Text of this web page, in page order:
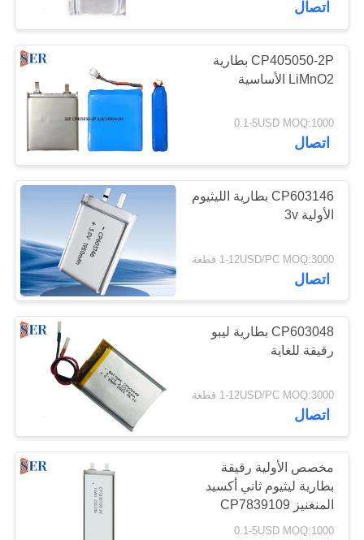
بطارية RC بدون طيار
10
بطارية رفيعة للغاية
49
بطارية عالية الحالية
اتصال
CP405050-2P بطارية
LiMnO2 الأساسية
0.1-5USD MOQ:1000
اتصال
CP603146 بطارية الليثيوم
الأولية 3v
1-12USD/PC MOQ:3000 قطعة
اتصال
CP603048 بطارية ليبو
رقيقة للغاية
1-12USD/PC MOQ:3000 قطعة
اتصال
مخصص الأولية رقيقة
بطارية ليثيوم ثاني أكسيد
المنغنيز CP7839109
3.0V 10Ah
0.1-5USD MOQ:1000